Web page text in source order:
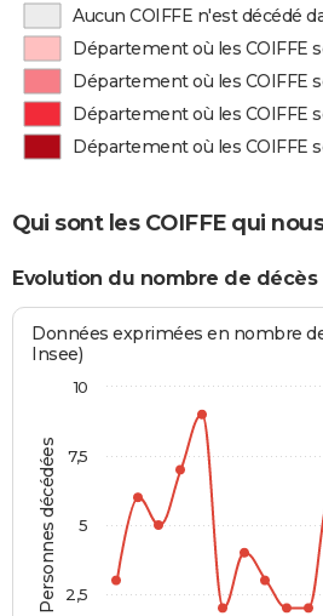
Aucun COIFFE n'est décédé
Département où les COIFFE
Département où les COIFFE
Département où les COIFFE
Département où les COIFFE
Qui sont les COIFFE qui
Evolution du nombre de décès
Personnes décédées
Données exprimées en nombre
Insee)
10
2,5
5
7,5